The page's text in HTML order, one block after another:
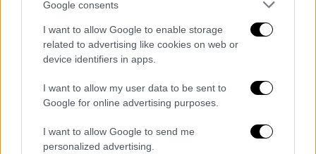
Google consents
I want to allow Google to enable storage
related to advertising like cookies on web or
device identifiers in apps.
I want to allow my user data to be sent to
Google for online advertising purposes.
I want to allow Google to send me
personalized advertising.
στο πλαίσιο
προγραμμάτων
απασχόλησης
1 εκατ. ευρώ σε 1.500 μητέρες για
επιδοτούμενηάδεια
800.000 ευρώ σε 1.500 δικαιούχους στο
πλαίσιο πληρωμών προγραμμάτων
κοινωφελούς
εργασίας.